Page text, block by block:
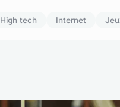
High tech Internet